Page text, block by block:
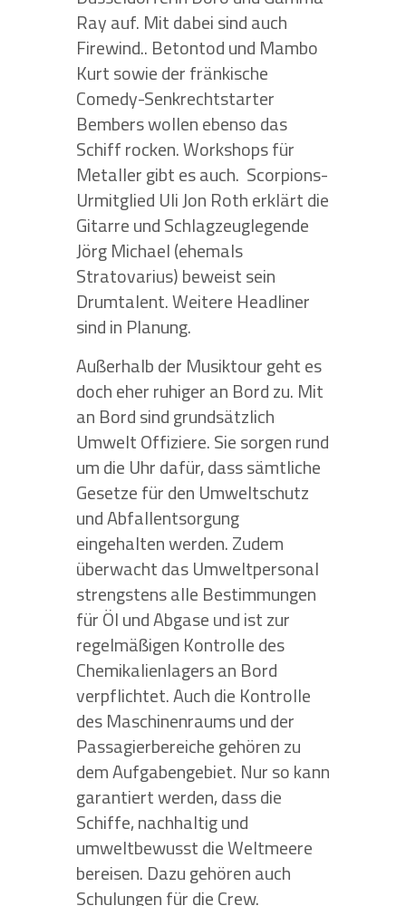
Ray auf. Mit dabei sind auch
Firewind.. Betontod und Mambo
Kurt sowie der fränkische
Comedy-Senkrechtstarter
Bembers wollen ebenso das
Schiff rocken. Workshops für
Metaller gibt es auch. Scorpions-
Urmitglied Uli Jon Roth erklärt die
Gitarre und Schlagzeuglegende
Jörg Michael (ehemals
Stratovarius) beweist sein
Drumtalent. Weitere Headliner
sind in Planung.
Außerhalb der Musiktour geht es
doch eher ruhiger an Bord zu. Mit
an Bord sind grundsätzlich
Umwelt Offiziere. Sie sorgen rund
um die Uhr dafür, dass sämtliche
Gesetze für den Umweltschutz
und Abfallentsorgung
eingehalten werden. Zudem
überwacht das Umweltpersonal
strengstens alle Bestimmungen
für Öl und Abgase und ist zur
regelmäßigen Kontrolle des
Chemikalienlagers an Bord
verpflichtet. Auch die Kontrolle
des Maschinenraums und der
Passagierbereiche gehören zu
dem Aufgabengebiet. Nur so kann
garantiert werden, dass die
Schiffe, nachhaltig und
umweltbewusst die Weltmeere
bereisen. Dazu gehören auch
Schulungen für die Crew.